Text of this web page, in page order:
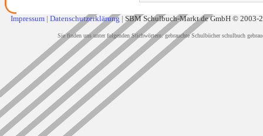
Impressum | Datenschutzerklärung | SBM Schulbuch-Markt.de GmbH © 2003-
Sie finden uns unter folgenden Stichwörtern: gebrauchte Schulbücher schulbuch